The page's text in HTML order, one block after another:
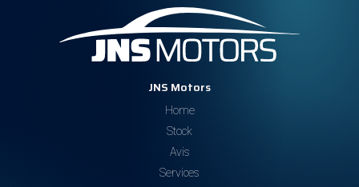
JNS Motors
Home
Stock
Avis
Services